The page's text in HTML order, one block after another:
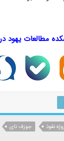
مطالعات یهود
…
…
نفوذ جوزف نای